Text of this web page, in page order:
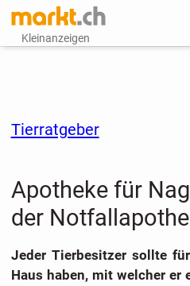
Kleinanzeigen
Tierratgeber
Apotheke für
der
Jeder Tierbesitzer sollte
Haus haben, mit welcher er